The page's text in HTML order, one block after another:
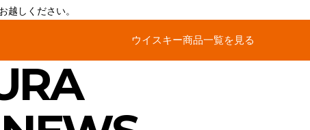
越しください。
ウイスキー商品一覧を見る